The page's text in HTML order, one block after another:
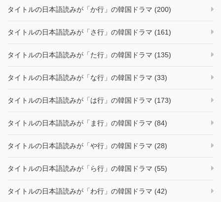
タイトルの日本語読みが「か行」の韓国ドラマ (200)
タイトルの日本語読みが「さ行」の韓国ドラマ (161)
タイトルの日本語読みが「た行」の韓国ドラマ (135)
タイトルの日本語読みが「な行」の韓国ドラマ (33)
タイトルの日本語読みが「は行」の韓国ドラマ (173)
タイトルの日本語読みが「ま行」の韓国ドラマ (84)
タイトルの日本語読みが「や行」の韓国ドラマ (28)
タイトルの日本語読みが「ら行」の韓国ドラマ (55)
タイトルの日本語読みが「わ行」の韓国ドラマ (42)